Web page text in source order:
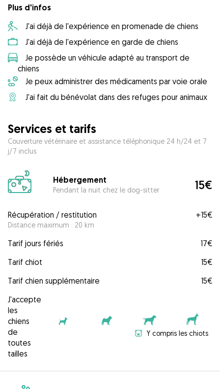
Plus d'infos
J'ai déjà de l'expérience en promenade de chiens
J'ai déjà de l'expérience en garde de chiens
Je possède un véhicule adapté au transport de
chiens
Je peux administrer des médicaments par voie orale
J'ai fait du bénévolat dans des refuges pour animaux
Services et tarifs
Couverture vétérinaire et assistance téléphonique 24 h/24 et 7
j/7 inclus
Hébergement
Pendant la nuit chez le dog-sitter 15€
Récupération / restitution
Distance maximum : 20 km
+15€
Tarif jours fériés
17€
Tarif chiot
15€
Tarif chien supplémentaire
15€
J'accepte
les
chiens
de
toutes
tailles
Y compris les chiots